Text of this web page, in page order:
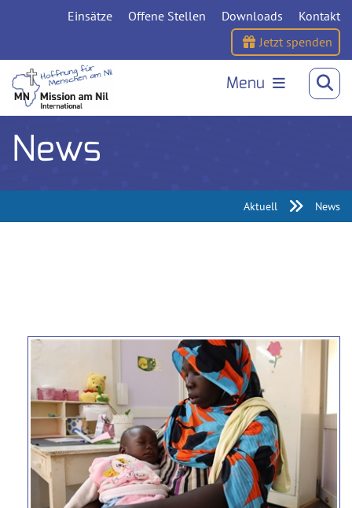
Einsätze Offene Stellen Downloads
Kontakt
Jetzt spenden
Menu
News
Aktuell News